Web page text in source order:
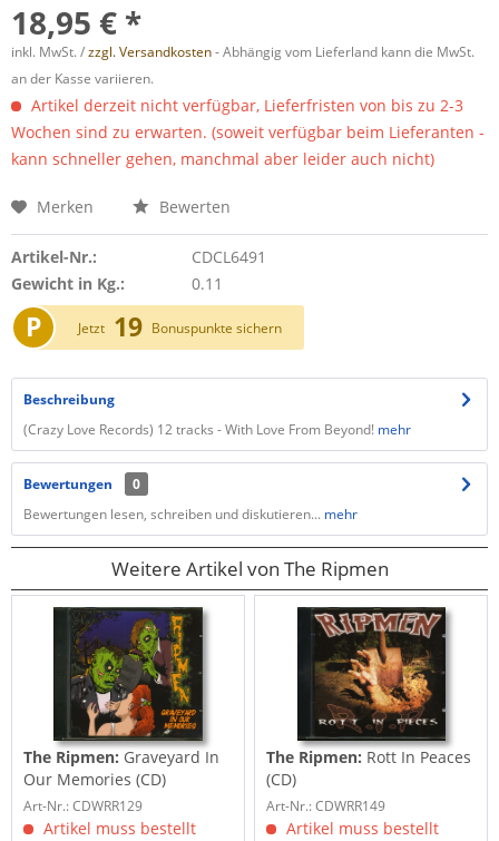
18,95 € *
inkl. MwSt. /zzgl. Versandkosten- Abhängig vom Lieferland kann die MwSt.
an der Kasse variieren.
Artikel derzeit nicht verfügbar, Lieferfristen von bis zu 2-3
Wochen sind zu erwarten. (soweit verfügbar beim Lieferanten -
kann schneller gehen, manchmal aber leider auch nicht)
Merken Bewerten
Artikel-Nr.:
CDCL6491
Gewicht in Kg.:
0.11
P Jetzt 19 Bonuspunkte sichern
Beschreibung
(Crazy Love Records) 12 tracks - With Love From Beyond! mehr
Bewertungen
0
Bewertungen lesen, schreiben und diskutieren... mehr
Weitere Artikel von The Ripmen
The Ripmen: Graveyard In
Our Memories (CD)
Art-Nr.: CDWRR129
Artikel muss bestellt
The Ripmen: Rott In Peaces
(CD)
Art-Nr.: CDWRR149
Artikel muss bestellt